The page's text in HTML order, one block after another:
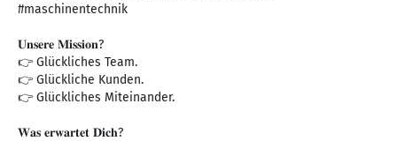
#maschinentechnik
𝐔𝐧𝐬𝐞𝐫𝐞 𝐌𝐢𝐬𝐬𝐢𝐨𝐧?
👉 Glückliches Team.
👉 Glückliche Kunden.
👉 Glückliches Miteinander.
𝐖𝐚𝐬 𝐞𝐫𝐰𝐚𝐫𝐭𝐞𝐭 𝐃𝐢𝐜𝐡?